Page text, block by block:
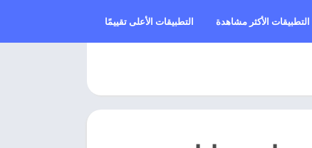
التطبيقات الأكثر مشاهدة التطبيقات الأعلى تقييمًا